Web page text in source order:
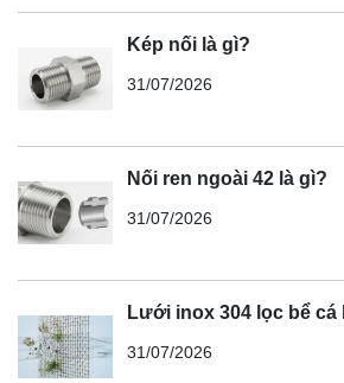
Kép nối là gì?
31/07/2026
Nối ren ngoài 42 là gì?
31/07/2026
Lưới inox 304 lọc bể cá
31/07/2026